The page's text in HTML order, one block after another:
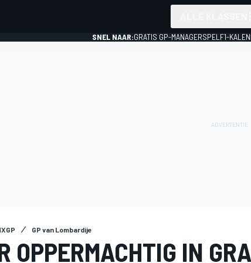
SNEL NAAR:GRATIS GP-MANAGERSPEL F1-
GP van Lombardije
OPPERMACHTIG IN